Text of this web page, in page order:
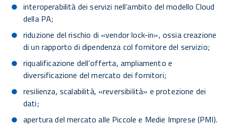
interoperabilità dei servizi nell’ambito del modello Cloud
della PA;
riduzione del rischio di «vendor lock-in», ossia creazione
di un rapporto di dipendenza col fornitore del servizio;
riqualificazione dell’offerta, ampliamento e
diversificazione del mercato dei fornitori;
resilienza, scalabilità, «reversibilità» e protezione dei
dati;
apertura del mercato alle Piccole e Medie Imprese (PMI).